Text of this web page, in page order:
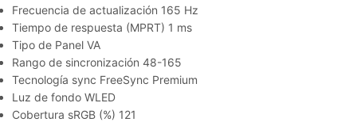
Frecuencia de actualización 165 Hz
Tiempo de respuesta (MPRT) 1 ms
Tipo de Panel VA
Rango de sincronización 48-165
Tecnología sync FreeSync Premium
Luz de fondo WLED
Cobertura sRGB (%) 121